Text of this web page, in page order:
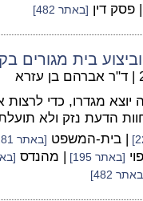
| פסק דין [באתר 482]
בית מגורים
| ד"ר אברהם בן עזרא
מגדרו, כדי לרצות
הדעת נזק ולא
| בית-המשפט [באתר 281]
[באתר 195] | מהנדס
482]